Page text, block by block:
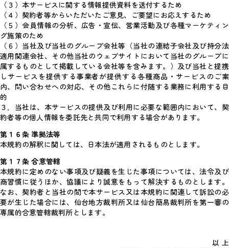
（３）本サービスに関する情報提供資料を送付するため
（４）契約者等からいただいたご意見、ご要望にお応えするため
（５）会員情報の分析、広告・宣伝、営業活動及び各種マーケティン
グ施策のため
（６）当社及び当社のグループ会社等（当社の連結子会社及び持分法
適用関連会社、その他当社のウェブサイトにおいて当社のグループに
属するものとして掲載している会社等を含みます。）及び当社と提携
しサービスを提供する事業者が提供する各種商品・サービスのご案
内、問い合わせへの対応、その他これらに付随する業務に利用する目
的
３．当社は、本サービスの提供及び利用に必要な範囲内において、契
約者等の個人情報を委託先と共同で利用する場合があります。
第１６条 準拠法等
本規約の解釈に関しては、日本法が適用されるものとします。
第１７条 合意管轄
本規約に定めのない事項及び疑義を生じた事項については、法令及び
商習慣に従うほか、協議により誠意をもって解決するものとします。
なお、契約者と当社の間で本サービス又は本規約に関連して訴訟の必
要が生じた場合には、仙台地方裁判所又は仙台簡易裁判所を第一審の
専属的合意管轄裁判所とします。
以 上